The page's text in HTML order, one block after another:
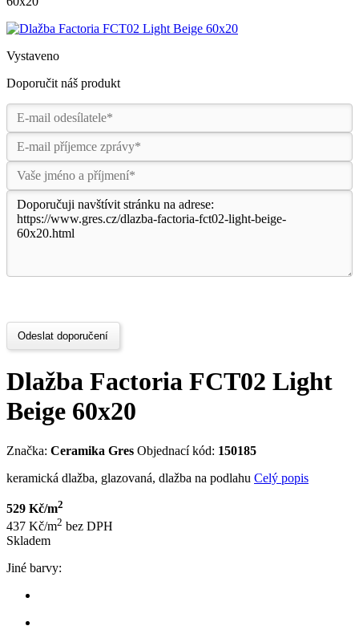
Vystaveno
Doporučit náš produkt
Odeslat doporučení
Dlažba Factoria FCT02 Light
Beige 60x20
Značka: Ceramika Gres Objednací kód: 150185
keramická dlažba, glazovaná, dlažba na podlahu Celý popis
529 Kč/m2
437 Kč/m2 bez DPH
Skladem
Jiné barvy: